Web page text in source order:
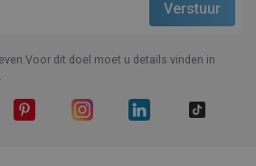
dit doel moet u details vinden in